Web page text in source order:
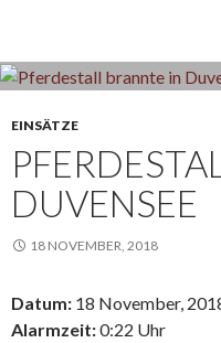
EINSÄTZE
DUVENSEE
18 NOVEMBER, 2018
Datum: 18 November,
Alarmzeit:0:22 Uhr